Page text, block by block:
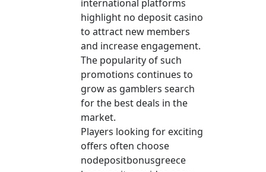
international platforms
highlight no deposit casino
to attract new members
and increase engagement.
The popularity of such
promotions continues to
grow as gamblers search
for the best deals in the
market.
Players looking for exciting
offers often choose
nodepositbonusgreece